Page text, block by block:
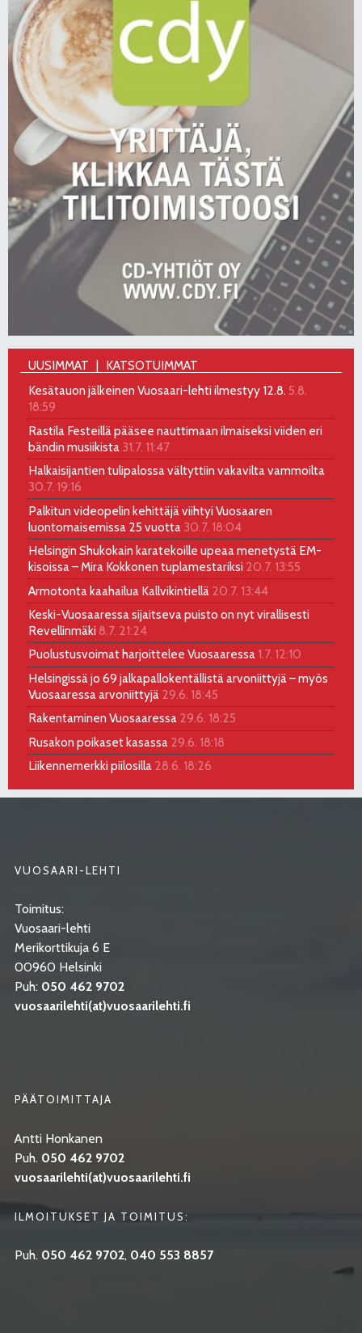
UUSIMMAT
KATSOTUIMMAT
Kesätauon jälkeinen Vuosaari-lehti ilmestyy 12.8. 5.8.
18:59
Rastila Festeillä pääsee nauttimaan ilmaiseksi viiden eri
bändin musiikista 31.7. 11:47
Halkaisijantien tulipalossa vältyttiin vakavilta vammoilta
30.7. 19:16
Palkitun videopelin kehittäjä viihtyi Vuosaaren
luontomaisemissa 25 vuotta 30.7. 18:04
Helsingin Shukokain karatekoille upeaa menetystä EM-
kisoissa – Mira Kokkonen tuplamestariksi 20.7. 13:55
Armotonta kaahailua Kallvikintiellä 20.7. 13:44
Keski-Vuosaaressa sijaitseva puisto on nyt virallisesti
Revellinmäki 8.7. 21:24
Puolustusvoimat harjoittelee Vuosaaressa 1.7. 12:10
Helsingissä jo 69 jalkapallokentällistä arvoniittyjä – myös
Vuosaaressa arvoniittyjä 29.6. 18:45
Rakentaminen Vuosaaressa 29.6. 18:25
Rusakon poikaset kasassa 29.6. 18:18
Liikennemerkki piilosilla 28.6. 18:26
VUOSAARI-LEHTI
Toimitus:
Vuosaari-lehti
Merikorttikuja 6 E
00960 Helsinki
Puh: 050 462 9702
vuosaarilehti(at)vuosaarilehti.fi
PÄÄTOIMITTAJA
Antti Honkanen
Puh. 050 462 9702
vuosaarilehti(at)vuosaarilehti.fi
ILMOITUKSET JA TOIMITUS:
Puh. 050 462 9702, 040 553 8857